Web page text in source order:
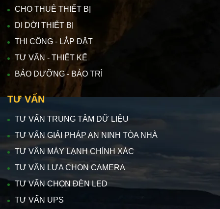
CHO THUÊ THIẾT BỊ
DI DỜI THIẾT BỊ
THI CÔNG - LẮP ĐẶT
TƯ VẤN - THIẾT KẾ
BẢO DƯỠNG - BẢO TRÌ
TƯ VẤN
TƯ VẤN TRUNG TÂM DỮ LIỆU
TƯ VẤN GIẢI PHÁP AN NINH TÒA NHÀ
TƯ VẤN MÁY LẠNH CHÍNH XÁC
TƯ VẤN LỰA CHỌN CAMERA
TƯ VẤN CHỌN ĐÈN LED
TƯ VẤN UPS